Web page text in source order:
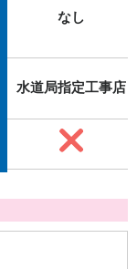
なし
水道局指定工事店